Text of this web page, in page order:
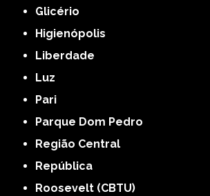
Glicério
Higienópolis
Liberdade
Luz
Pari
Parque Dom Pedro
Região Central
República
Roosevelt (CBTU)